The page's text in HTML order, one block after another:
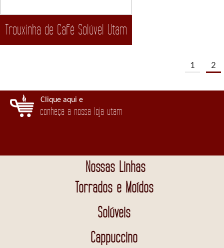
Trouxinha de Café Solúvel Utam
1 2
Clique aqui e
conheça a nossa loja utam
Nossas Linhas
Torrados e Moídos
Solúveis
Cappuccino